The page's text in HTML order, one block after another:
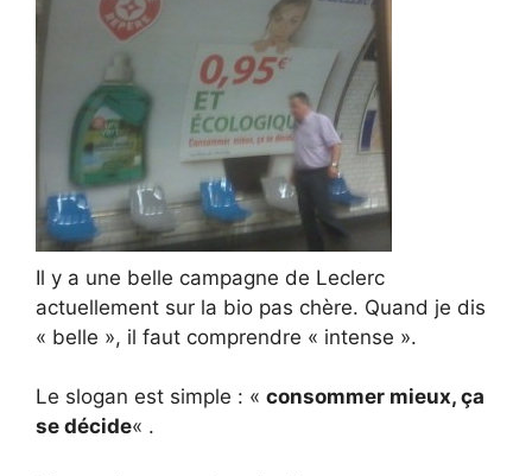
Il y a une belle campagne de Leclerc
actuellement sur la bio pas chère. Quand je dis
« belle », il faut comprendre « intense ».
Le slogan est simple : « consommer mieux, ça
se décide« .